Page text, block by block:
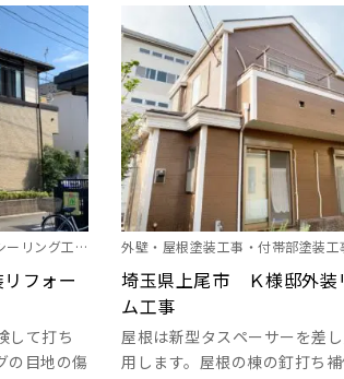
ーリング工
フォー
して打ち
の目地の傷
外壁・屋根塗装工事・付帯部塗装
グ工事・雨樋塗装・その他塗装
埼玉県上尾市 Ｋ様邸外装
ム工事
屋根は新型タスペーサーを差
用します。屋根の棟の釘打ち